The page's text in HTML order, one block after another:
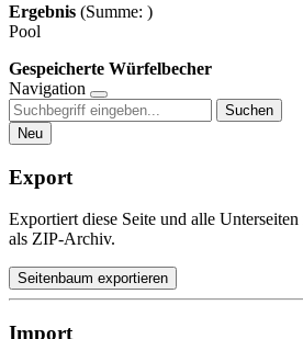
Ergebnis (Summe: )
Pool
Gespeicherte Würfelbecher
Navigation
Suchen
Neu
Export
Exportiert diese Seite und alle
als ZIP-Archiv.
Seitenbaum exportieren
Import